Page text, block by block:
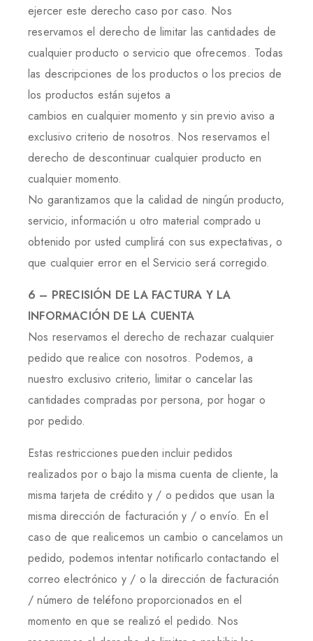
ejercer este derecho caso por caso. Nos
reservamos el derecho de limitar las cantidades de
cualquier producto o servicio que ofrecemos. Todas
las descripciones de los productos o los precios de
los productos están sujetos a
cambios en cualquier momento y sin previo aviso a
exclusivo criterio de nosotros. Nos reservamos el
derecho de descontinuar cualquier producto en
cualquier momento.
No garantizamos que la calidad de ningún producto,
servicio, información u otro material comprado u
obtenido por usted cumplirá con sus expectativas, o
que cualquier error en el Servicio será corregido.
6 – PRECISIÓN DE LA FACTURA Y LA
INFORMACIÓN DE LA CUENTA
Nos reservamos el derecho de rechazar cualquier
pedido que realice con nosotros. Podemos, a
nuestro exclusivo criterio, limitar o cancelar las
cantidades compradas por persona, por hogar o
por pedido.
Estas restricciones pueden incluir pedidos
realizados por o bajo la misma cuenta de cliente, la
misma tarjeta de crédito y / o pedidos que usan la
misma dirección de facturación y / o envío. En el
caso de que realicemos un cambio o cancelamos un
pedido, podemos intentar notificarlo contactando el
correo electrónico y / o la dirección de facturación
/ número de teléfono proporcionados en el
momento en que se realizó el pedido. Nos